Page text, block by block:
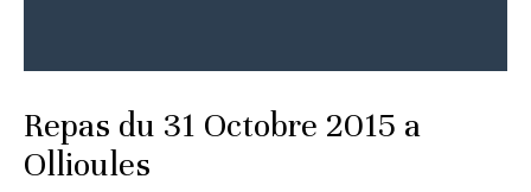
Repas du 31 Octobre 2015 a
Ollioules